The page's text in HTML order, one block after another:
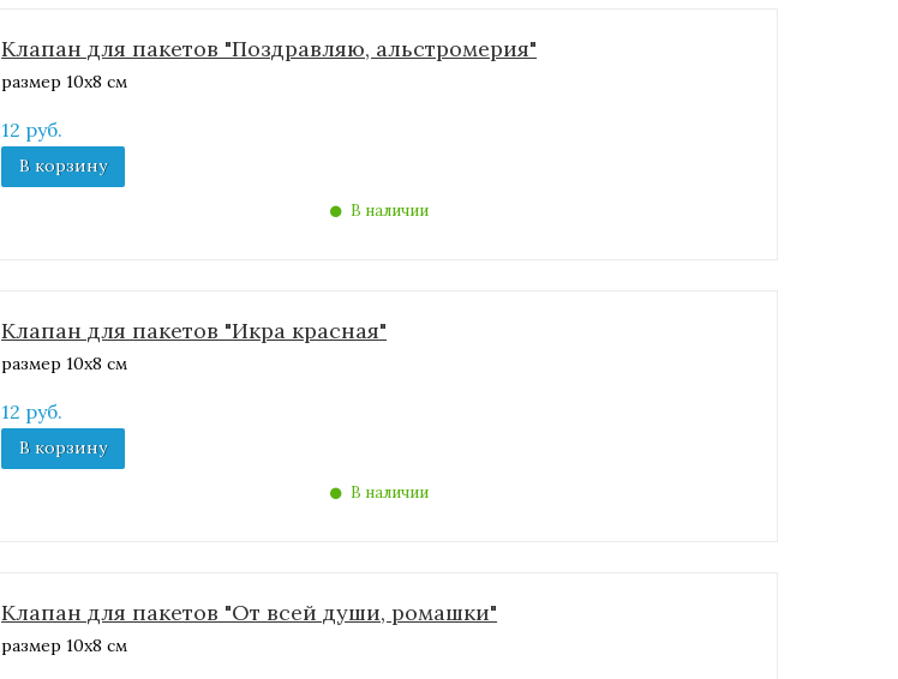
Клапан для пакетов "Поздравляю, альстромерия"
размер 10х8 см
12 руб.
В корзину
В наличии
Клапан для пакетов "Икра красная"
размер 10х8 см
12 руб.
В корзину
В наличии
Клапан для пакетов "От всей души, ромашки"
размер 10х8 см